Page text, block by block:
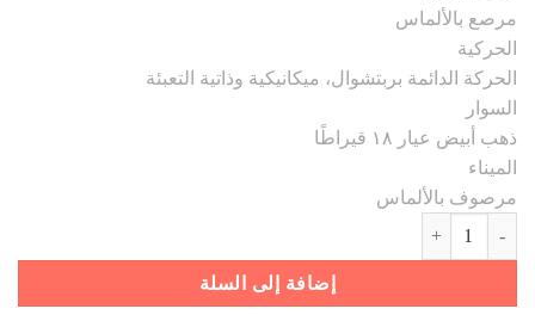
مرصع بالألماس
الحركية
الحركة الدائمة بربتشوال، ميكانيكية وذاتية التعبئة
السوار
ذهب أبيض عيار ١٨ قيراطًا
الميناء
مرصوف بالألماس
إضافة إلى السلة